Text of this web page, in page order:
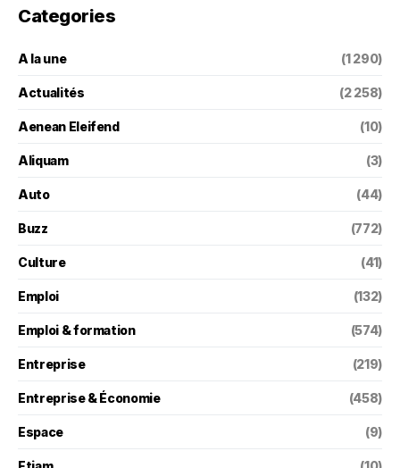
Categories
A la une (1 290)
Actualités (2 258)
Aenean Eleifend (10)
Aliquam (3)
Auto (44)
Buzz (772)
Culture (41)
Emploi (132)
Emploi & formation (574)
Entreprise (219)
Entreprise & Économie (458)
Espace (9)